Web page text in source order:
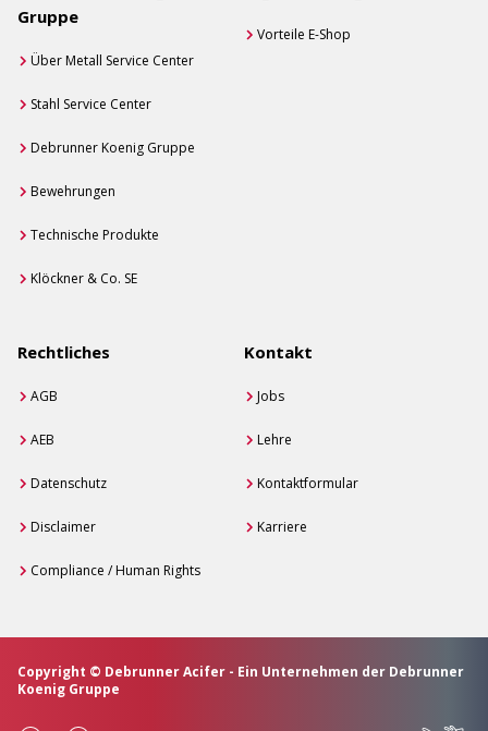
Gruppe
Über Metall Service Center
Stahl Service Center
Debrunner Koenig Gruppe
Bewehrungen
Technische Produkte
Klöckner & Co. SE
Vorteile E-Shop
Rechtliches
AGB
AEB
Datenschutz
Disclaimer
Compliance / Human Rights
Kontakt
Jobs
Lehre
Kontaktformular
Karriere
Copyright © Debrunner Acifer - Ein Unternehmen der Debrunner
Koenig Gruppe